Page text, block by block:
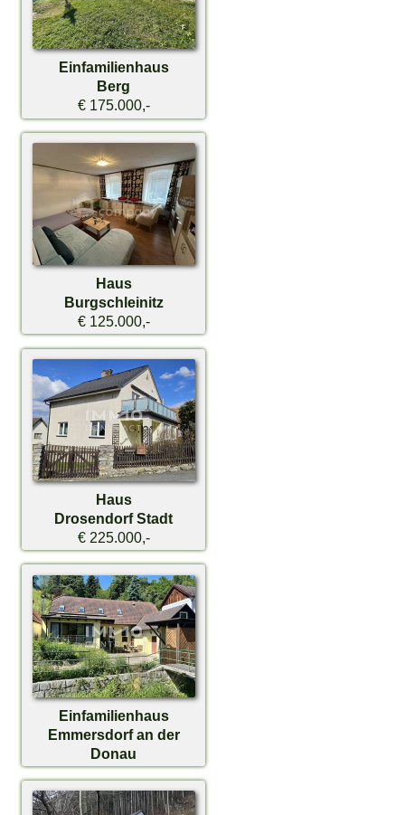
Einfamilienhaus
Berg
€ 175.000,-
Haus
Burgschleinitz
€ 125.000,-
Haus
Drosendorf Stadt
€ 225.000,-
Einfamilienhaus
Emmersdorf an der
Donau
€ 160.000,-